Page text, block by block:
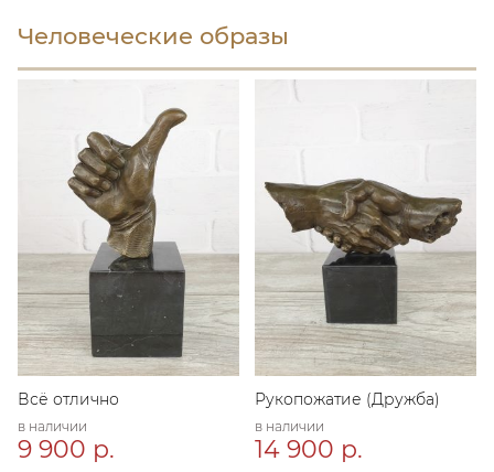
Человеческие образы
Всё отлично
в наличии
9 900 р.
Рукопожатие (Дружба)
в наличии
14 900 р.